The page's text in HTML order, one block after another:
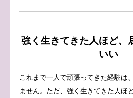
強く生きてきた人ほど、
いい
これまで一人で頑張ってきた経験は
ません。ただ、強く生きてきた人ほ